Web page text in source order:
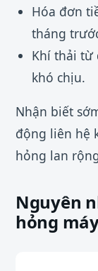
Hóa đơn
tháng
Khí thải từ
khó chịu.
Nhận biết
động liên hệ
hỏng lan
Nguyên
hỏng